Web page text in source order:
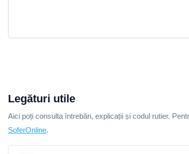
Legături utile
Aici poți consulta întrebări, explicații și codul rutier.
SoferOnline.